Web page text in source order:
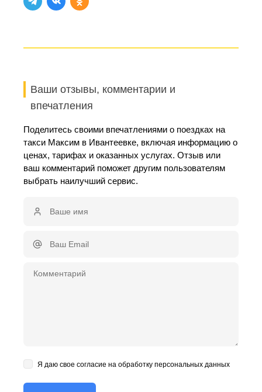
Ваши отзывы, комментарии и
впечатления
Поделитесь своими впечатлениями о поездках на
такси Максим в Ивантеевке, включая информацию о
ценах, тарифах и оказанных услугах. Отзыв или
ваш комментарий поможет другим пользователям
выбрать наилучший сервис.
Я даю свое согласие на обработку персональных данных